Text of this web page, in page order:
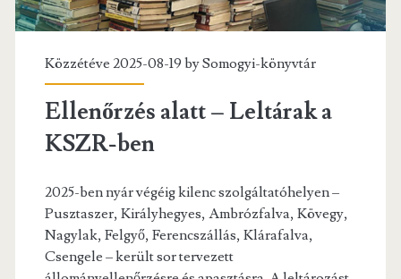
Közzétéve 2025-08-19 bySomogyi-könyvtár
Ellenőrzés alatt – Leltárak a
KSZR-ben
2025-ben nyár végéig kilenc szolgáltatóhelyen –
Pusztaszer, Királyhegyes, Ambrózfalva, Kövegy,
Nagylak, Felgyő, Ferencszállás, Klárafalva,
Csengele – került sor tervezett